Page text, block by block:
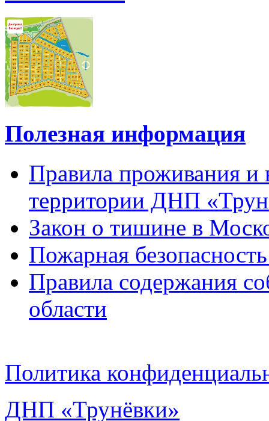
Полезная информация
Правила проживания и
территории ДНП
Закон о тишине в
Пожарная
Правила содержания
области
Политика
ДНП «Трунёвки»